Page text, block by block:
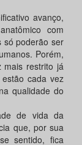
avanço,
com
só poderão ser
Porém,
mais restrito já
cada vez
qualidade do
de vida da
que, por sua
sentido, fica